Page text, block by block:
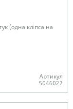
(одна кліпса на
Артикул
5046022